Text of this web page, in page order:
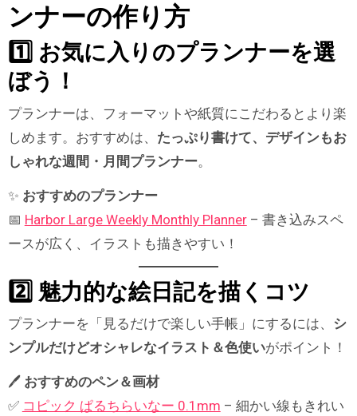
ンナーの作り方
1️⃣ お気に入りのプランナーを選
ぼう！
プランナーは、フォーマットや紙質にこだわるとより楽
しめます。おすすめは、 たっぷり書けて、デザインもお
しゃれな週間・月間プランナー。
✨ おすすめのプランナー
📅 Harbor Large Weekly Monthly Planner– 書き込みスペ
ースが広く、イラストも描きやすい！
2️⃣ 魅力的な絵日記を描くコツ
プランナーを「見るだけで楽しい手帳」にするには、 シ
ンプルだけどオシャレなイラスト＆色使いがポイント！
🖊 おすすめのペン＆画材
✅ コピック ぱるちらいなー 0.1mm – 細かい線もきれい